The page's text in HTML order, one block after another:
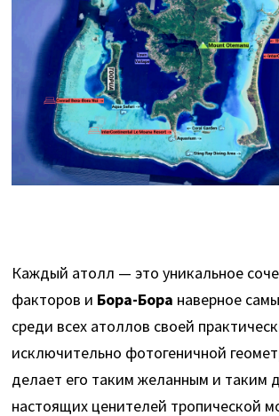
Каждый атолл — это уникальное
факторов и Бора-Бора наверное
среди всех атоллов своей
исключительно фотогеничной
делает его таким желанным и таким
настоящих ценителей тропической